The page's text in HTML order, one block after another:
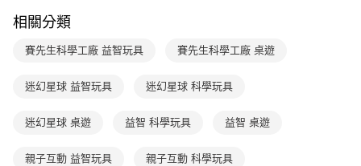
1.本服務係由「台灣大哥大股份有限公司」（以下簡稱本公司）所提供，讓
買賣價金債權讓與本公司後，依約使用本公司帳單繳交帳款。
由本公司與您本人進行分期帳單所需資料之確認、核對及更正。
ATM／網路銀行／等多元方式進行付款，方視為交易完成。
※ 請注意：結帳手續完成當下不需立刻繳費，但若您需要取消訂單，請聯絡
後付繳納相關費用。
是否繳費成功／繳費後需取消欲退款等相關疑問，請聯繫「AFTEE先享後付
【注意事項】
易，需依本服務之必要範圍內提供個人資料，並將交易相關給付款項請求債
相關分類
賽先生科學工廠 益智玩具 賽先生科學工廠 桌遊
迷幻星球 益智玩具 迷幻星球 科學玩具
迷幻星球 桌遊 益智 科學玩具 益智 桌遊
親子互動 益智玩具 親子互動 科學玩具